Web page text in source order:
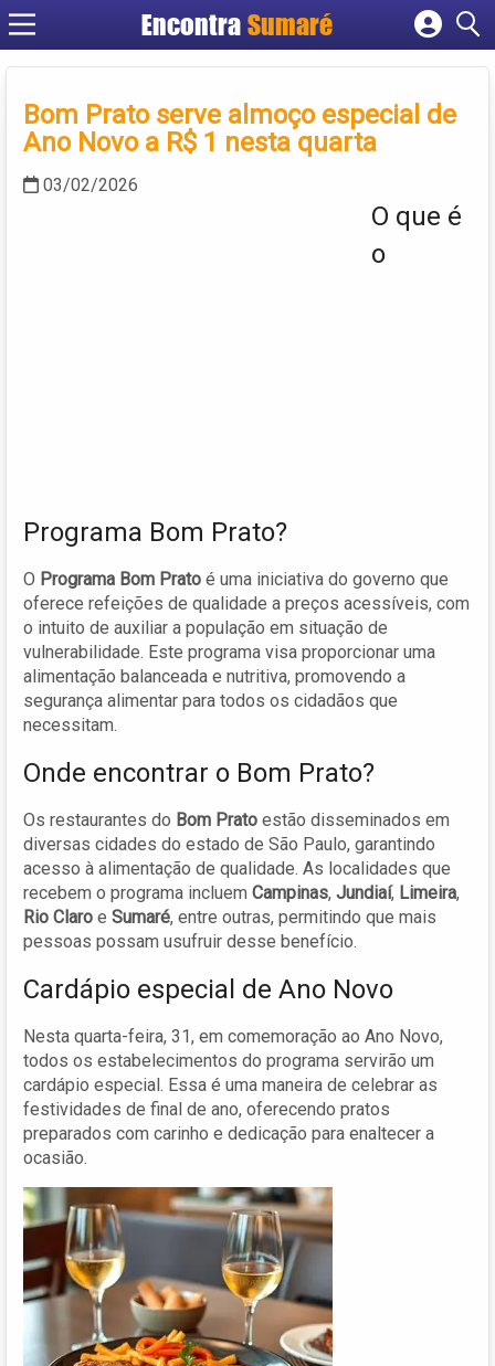
Encontra Sumaré
Cadastrar empresa
Criar conta
Bom Prato serve almoço especial de
Ano Novo a R$ 1 nesta quarta
03/02/2026
O que é
o
Programa Bom Prato?
O Programa Bom Prato é uma iniciativa do governo que
oferece refeições de qualidade a preços acessíveis, com
o intuito de auxiliar a população em situação de
vulnerabilidade. Este programa visa proporcionar uma
alimentação balanceada e nutritiva, promovendo a
segurança alimentar para todos os cidadãos que
necessitam.
Onde encontrar o Bom Prato?
Os restaurantes do Bom Prato estão disseminados em
diversas cidades do estado de São Paulo, garantindo
acesso à alimentação de qualidade. As localidades que
recebem o programa incluem Campinas, Jundiaí, Limeira,
Rio Claro e Sumaré, entre outras, permitindo que mais
pessoas possam usufruir desse benefício.
Cardápio especial de Ano Novo
Nesta quarta-feira, 31, em comemoração ao Ano Novo,
todos os estabelecimentos do programa servirão um
cardápio especial. Essa é uma maneira de celebrar as
festividades de final de ano, oferecendo pratos
preparados com carinho e dedicação para enaltecer a
ocasião.